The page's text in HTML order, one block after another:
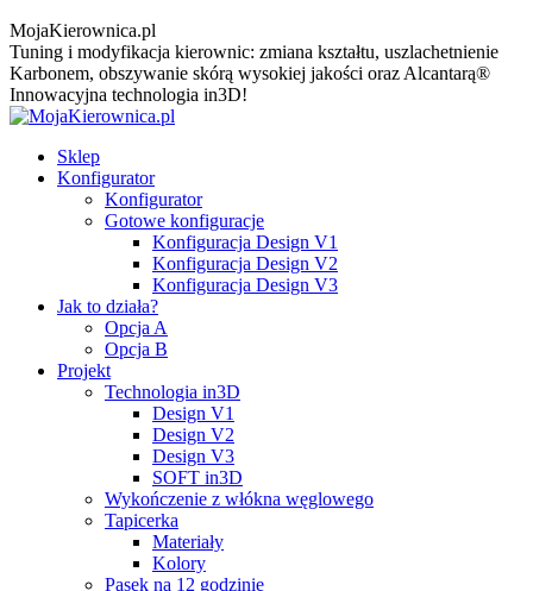
MojaKierownica.pl
Tuning i modyfikacja kierownic: zmiana kształtu, uszlachetnienie
Karbonem, obszywanie skórą wysokiej jakości oraz Alcantarą®
Innowacyjna technologia in3D!
Sklep
Konfigurator
Konfigurator
Gotowe konfiguracje
Konfiguracja Design V1
Konfiguracja Design V2
Konfiguracja Design V3
Jak to działa?
Opcja A
Opcja B
Projekt
Technologia in3D
Design V1
Design V2
Design V3
SOFT in3D
Wykończenie z włókna węglowego
Tapicerka
Materiały
Kolory
Pasek na 12 godzinie